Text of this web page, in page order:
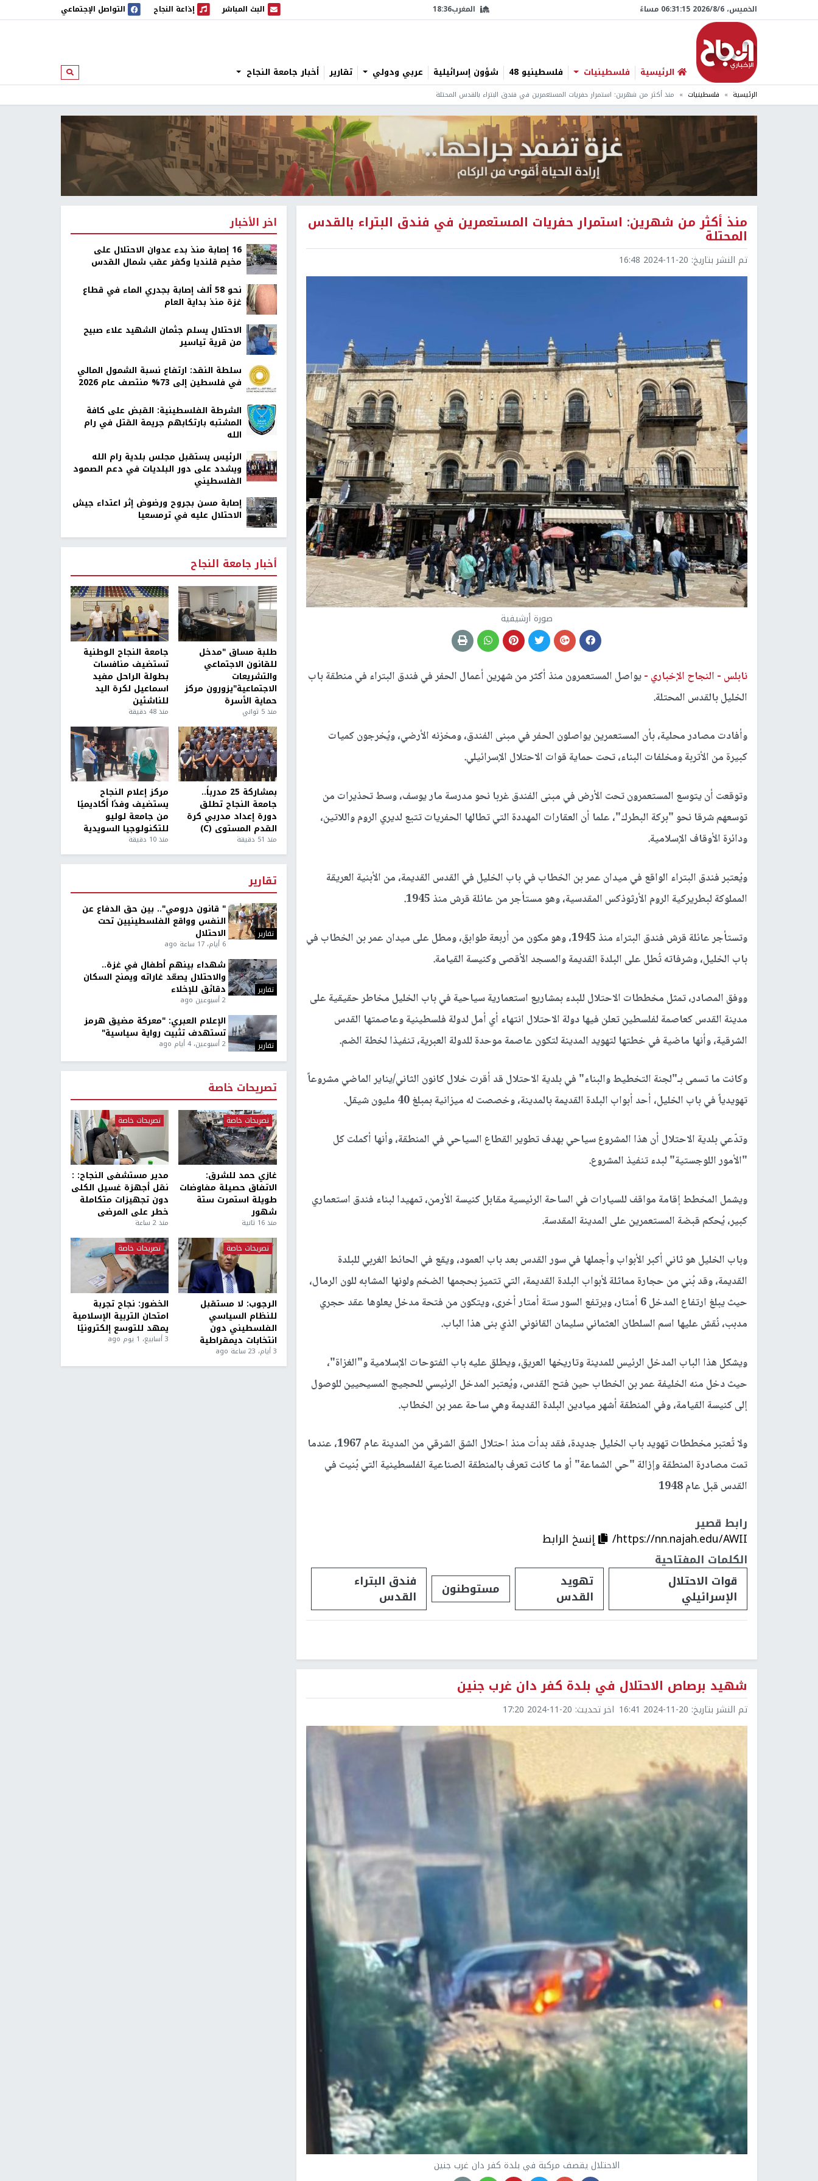
الخميس، 6/‏8/‏2026 06:31:17 مساءً المغرب18:36 البث المباشر
البث المباشر إذاعة النجاح
إذاعة النجاح التواصل الإجتماعي
الرئيسية فلسطينيات فلسطينيو 48 شؤون إسرائيلية عربي ودولي تقارير أخبار جامعة النجاح ابحث
الرئيسية فلسطينيات منذ أكثر من شهرين: استمرار حفريات المستعمرين في فندق البتراء بالقدس المحتلة
منذ أكثر من شهرين: استمرار حفريات المستعمرين في فندق البتراء بالقدس
المحتلة
تم النشر بتاريخ: 2024-11-20 16:48
صورة أرشيفية
نابلس - النجاح الإخباري -يواصل المستعمرون منذ أكثر من شهرين أعمال الحفر في فندق البتراء في منطقة باب
الخليل بالقدس المحتلة.
وأفادت مصادر محلية، بأن المستعمرين يواصلون الحفر في مبنى الفندق، ومخزنه الأرضي، ويُخرجون كميات
كبيرة من الأتربة ومخلفات البناء، تحت حماية قوات الاحتلال الإسرائيلي.
وتوقعت أن يتوسع المستعمرون تحت الأرض في مبنى الفندق غربا نحو مدرسة مار يوسف، وسط تحذيرات من
توسعهم شرقا نحو "بركة البطرك"، علما أن العقارات المهددة التي تطالها الحفريات تتبع لديري الروم واللاتين،
ودائرة الأوقاف الإسلامية.
ويُعتبر فندق البتراء الواقع في ميدان عمر بن الخطاب في باب الخليل في القدس القديمة، من الأبنية العريقة
المملوكة لبطريركية الروم الأرثوذكس المقدسية، وهو مستأجر من عائلة قرش منذ 1945.
وتستأجر عائلة قرش فندق البتراء منذ 1945، وهو مكون من أربعة طوابق، ومطل على ميدان عمر بن الخطاب في
باب الخليل، وشرفاته تُطل على البلدة القديمة والمسجد الأقصى وكنيسة القيامة.
ووفق المصادر، تمثل مخططات الاحتلال للبدء بمشاريع استعمارية سياحية في باب الخليل مخاطر حقيقية على
مدينة القدس كعاصمة لفلسطين تعلن فيها دولة الاحتلال انتهاء أي أمل لدولة فلسطينية وعاصمتها القدس
الشرقية، وأنها ماضية في خطتها لتهويد المدينة لتكون عاصمة موحدة للدولة العبرية، تنفيذا لخطة الضم.
وكانت ما تسمى بـ"لجنة التخطيط والبناء" في بلدية الاحتلال قد أقرت خلال كانون الثاني/يناير الماضي مشروعاً
تهويدياً في باب الخليل، أحد أبواب البلدة القديمة بالمدينة، وخصصت له ميزانية بمبلغ 40 مليون شيقل.
وتدّعي بلدية الاحتلال أن هذا المشروع سياحي بهدف تطوير القطاع السياحي في المنطقة، وأنها أكملت كل
"الأمور اللوجستية" لبدء تنفيذ المشروع.
ويشمل المخطط إقامة مواقف للسيارات في الساحة الرئيسية مقابل كنيسة الأرمن، تمهيدا لبناء فندق استعماري
كبير، يُحكم قبضة المستعمرين على المدينة المقدسة.
وباب الخليل هو ثاني أكبر الأبواب وأجملها في سور القدس بعد باب العمود، ويقع في الحائط الغربي للبلدة
القديمة، وقد بُني من حجارة مماثلة لأبواب البلدة القديمة، التي تتميز بحجمها الضخم ولونها المشابه للون الرمال،
حيث يبلغ ارتفاع المدخل 6 أمتار، ويرتفع السور ستة أمتار أخرى، ويتكون من فتحة مدخل يعلوها عقد حجري
مدبب، نُقش عليها اسم السلطان العثماني سليمان القانوني الذي بنى هذا الباب.
ويشكل هذا الباب المدخل الرئيس للمدينة وتاريخها العريق، ويطلق عليه باب الفتوحات الإسلامية و"الغزاة"،
حيث دخل منه الخليفة عمر بن الخطاب حين فتح القدس، ويُعتبر المدخل الرئيسي للحجيج المسيحيين للوصول
إلى كنيسة القيامة، وفي المنطقة أشهر ميادين البلدة القديمة وهي ساحة عمر بن الخطاب.
ولا تُعتبر مخططات تهويد باب الخليل جديدة، فقد بدأت منذ احتلال الشق الشرقي من المدينة عام 1967، عندما
تمت مصادرة المنطقة وإزالة "حي الشماعة" أو ما كانت تعرف بالمنطقة الصناعية الفلسطينية التي بُنيت في
القدس قبل عام 1948
رابط قصير
https://nn.najah.edu/AWII/
إنسخ الرابط
الكلمات المفتاحية
قوات الاحتلال
الإسرائيلي
تهويد
القدس مستوطنون فندق البتراء
القدس
شهيد برصاص الاحتلال في بلدة كفر دان غرب جنين
تم النشر بتاريخ: 2024-11-20 16:41 اخر تحديث: 2024-11-20 17:20
الاحتلال يقصف مركبة في بلدة كفر دان غرب جنين
اخر الأخبار
16 إصابة منذ بدء عدوان الاحتلال على
مخيم قلنديا وكفر عقب شمال القدس
نحو 58 ألف إصابة بجدري الماء في قطاع
غزة منذ بداية العام
الاحتلال يسلم جثمان الشهيد علاء صبيح
من قرية تياسير
سلطة النقد: ارتفاع نسبة الشمول المالي
في فلسطين إلى 73% منتصف عام 2026
الشرطة الفلسطينية: القبض على كافة
المشتبه بارتكابهم جريمة القتل في رام
الله
الرئيس يستقبل مجلس بلدية رام الله
ويشدد على دور البلديات في دعم الصمود
الفلسطيني
إصابة مسن بجروح ورضوض إثر اعتداء جيش
الاحتلال عليه في ترمسعيا
أخبار جامعة النجاح
طلبة مساق "مدخل
للقانون الاجتماعي
والتشريعات
الاجتماعية"يزورون مركز
حماية الأسرة
منذ 5 ثواني
جامعة النجاح الوطنية
تستضيف منافسات
بطولة الراحل مفيد
اسماعيل لكرة اليد
للناشئين
منذ 48 دقيقة
بمشاركة 25 مدرباً..
جامعة النجاح تطلق
دورة إعداد مدربي كرة
القدم المستوى (C)
منذ 51 دقيقة
مركز إعلام النجاح
يستضيف وفدًا أكاديميًا
من جامعة لوليو
للتكنولوجيا السويدية
منذ 10 دقيقة
تقارير
تقارير
" قانون درومي".. بين حق الدفاع عن
النفس وواقع الفلسطينيين تحت
الاحتلال
6 أيام، 17 ساعة ago
تقارير
شهداء بينهم أطفال في غزة..
والاحتلال يصعّد غاراته ويمنح السكان
دقائق للإخلاء
2 أسبوعين ago
تقارير
الإعلام العبري: "معركة مضيق هرمز
تستهدف تثبيت رواية سياسية"
2 أسبوعين، 4 أيام ago
تصريحات خاصة
تصريحات خاصة
غازي حمد للشرق:
الاتفاق حصيلة مفاوضات
طويلة استمرت ستة
شهور
منذ 16 ثانية
تصريحات خاصة
مدير مستشفى النجاح: :
نقل أجهزة غسيل الكلى
دون تجهيزات متكاملة
خطر على المرضى
منذ 2 ساعة
تصريحات خاصة
الرجوب: لا مستقبل
للنظام السياسي
الفلسطيني دون
انتخابات ديمقراطية
3 أيام، 23 ساعة ago
تصريحات خاصة
الخضور: نجاح تجربة
امتحان التربية الإسلامية
يمهد للتوسع إلكترونيًا
3 أسابيع، 1 يوم ago